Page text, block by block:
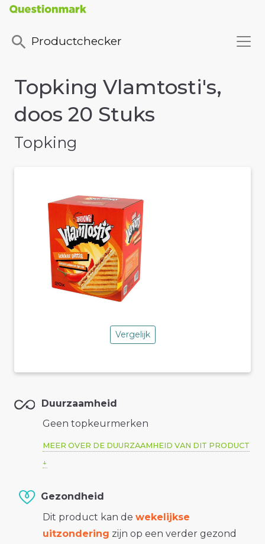
Productchecker
Topking Vlamtosti's,
doos 20 Stuks
Topking
Vergelijk
Duurzaamheid
Geen topkeurmerken
MEER OVER DE DUURZAAMHEID VAN DIT PRODUCT
Gezondheid
Dit product kan de wekelijkse
uitzondering zijn op een verder gezond